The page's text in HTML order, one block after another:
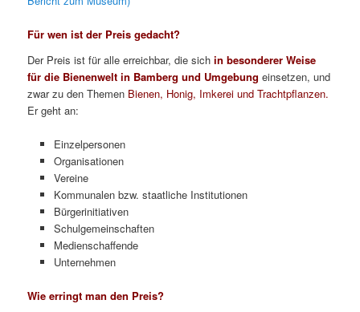
Für wen ist der Preis gedacht?
Der Preis ist für alle erreichbar, die sichin besonderer Weise
für die Bienenwelt in Bamberg und Umgebung einsetzen, und
zwar zu den Themen Bienen, Honig, Imkerei und Trachtpflanzen.
Er geht an:
Einzelpersonen
Organisationen
Vereine
Kommunalen bzw. staatliche Institutionen
Bürgerinitiativen
Schulgemeinschaften
Medienschaffende
Unternehmen
Wie erringt man den Preis?